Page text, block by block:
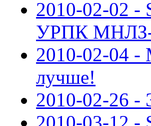
2010-02-02
УРПК МНЛЗ-
2010-02-04 -
лучше!
2010-02-26 -